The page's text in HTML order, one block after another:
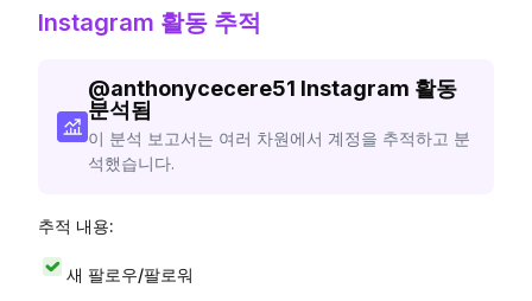
Instagram 활동 추적
@anthonycecere51 Instagram 활동
분석됨
이 분석 보고서는 여러 차원에서 계정을 추적하고 분
석했습니다.
추적 내용:
새 팔로우/팔로워